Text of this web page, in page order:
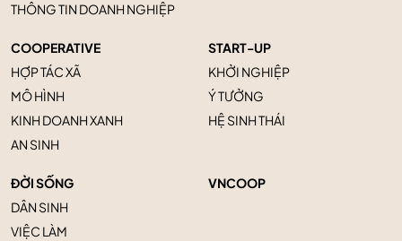
THÔNG TIN DOANH NGHIỆP
COOPERATIVE
HỢP TÁC XÃ
MÔ HÌNH
KINH DOANH XANH
AN SINH
START-UP
KHỞI NGHIỆP
Ý TƯỞNG
HỆ SINH THÁI
ĐỜI SỐNG
DÂN SINH
VIỆC LÀM
VNCOOP